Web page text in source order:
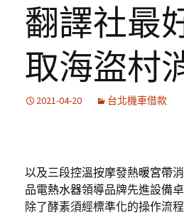
翻譯社最
取海盜村
2021-04-20 台北機車借款
以及三段控溫按摩發熱暖宮帶
品電熱水器領導品牌先進設備
除了酵素須經標準化的操作流